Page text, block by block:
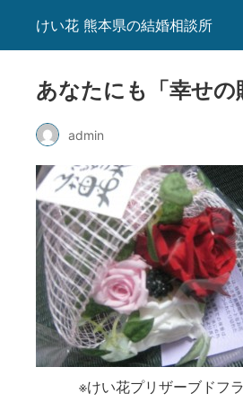
けい花 熊本県の結婚相談所
あなたにも「幸せの
admin
※けい花プリザーブドフラ